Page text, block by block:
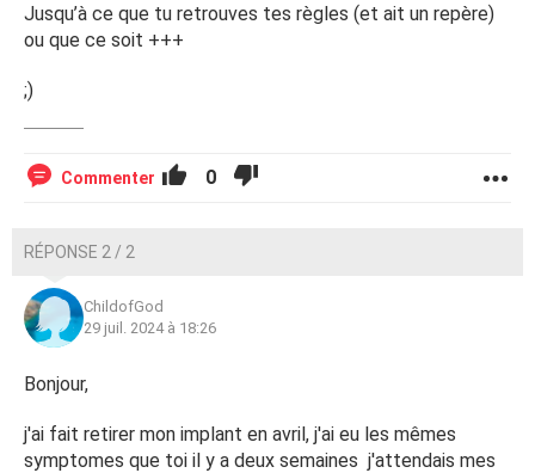
Jusqu’à ce que tu retrouves tes règles (et ait un repère)
ou que ce soit +++
;)
Commenter 0
RÉPONSE 2 / 2
ChildofGod
29 juil. 2024 à 18:26
Bonjour,
j'ai fait retirer mon implant en avril, j'ai eu les mêmes
symptomes que toi il y a deux semaines j'attendais mes